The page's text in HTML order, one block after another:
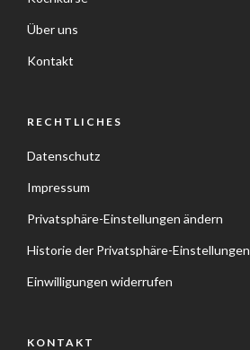
Über uns
Kontakt
RECHTLICHES
Datenschutz
Impressum
Privatsphäre-Einstellungen ändern
Historie der Privatsphäre-Einstellungen
Einwilligungen widerrufen
KONTAKT